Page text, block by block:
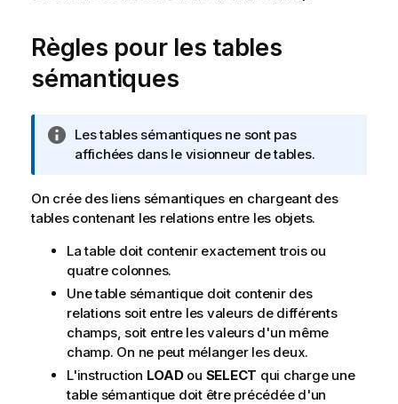
Règles pour les tables
sémantiques
N
o
e
I
f
o
r
m
a
t
i
o
Les tables sémantiques ne sont pas
affichées dans le visionneur de tables.
On crée des liens sémantiques en chargeant des
tables contenant les relations entre les objets.
La table doit contenir exactement trois ou
quatre colonnes.
Une table sémantique doit contenir des
relations soit entre les valeurs de différents
champs, soit entre les valeurs d'un même
champ. On ne peut mélanger les deux.
L'instruction LOADou SELECT qui charge une
table sémantique doit être précédée d'un